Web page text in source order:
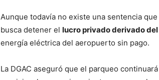
Aunque todavía no existe una sentencia
busca detener el lucro privado derivado
energía eléctrica del aeropuerto sin pago.
La DGAC aseguró que el parqueo